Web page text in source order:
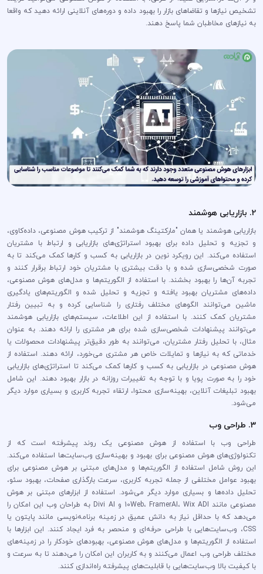
تشخیص نیازها و تقاضاهای بازار را بهبود داده و دوره‌های آنلاینی ارائه دهید که واقعا
به نیازهای مخاطبان شما پاسخ دهند.
2. بازاریابی هوشمند
بازاریابی هوشمند یا همان "مارکتینگ هوشمند" از ترکیب هوش مصنوعی، داده‌کاوی،
و تجزیه و تحلیل داده برای بهبود استراتژی‌های بازاریابی و ارتباط با مشتریان
استفاده می‌کند. این رویکرد نوین در بازاریابی به کسب و کارها کمک می‌کند تا به
صورت شخصی‌سازی شده و با دقت بیشتری با مشتریان خود ارتباط برقرار کنند و
تجربه آن‌ها را بهبود بخشند. با استفاده از الگوریتم‌ها و مدل‌های هوش مصنوعی،
داده‌های مشتریان بهبود یافته و تجزیه و تحلیل شده و الگوریتم‌های یادگیری
ماشین می‌توانند الگوهای مختلف رفتاری را شناسایی کرده و به تبیین رفتار
مشتریان کمک کنند. با استفاده از این اطلاعات، سیستم‌های بازاریابی هوشمند
می‌توانند پیشنهادات شخصی‌سازی شده برای هر مشتری را ارائه دهند. به عنوان
مثال، با تحلیل رفتار مشتریان، می‌توانند به طور دقیق‌تر پیشنهادات محصولات یا
خدماتی که به نیازها و تمایلات خاص هر مشتری می‌خورد، ارائه دهند. استفاده از
هوش مصنوعی در بازاریابی به کسب و کارها کمک می‌کند تا استراتژی‌های بازاریابی
خود را به صورت پویا و با توجه به تغییرات روزانه در بازار بهبود دهند. این شامل
بهبود تبلیغات آنلاین، بهینه‌سازی محتوا، ارتقاء تجربه کاربری و بسیاری موارد دیگر
می‌شود.
3. طراحی وب
طراحی وب با استفاده از هوش مصنوعی یک روند پیشرفته است که از
تکنولوژی‌های هوش مصنوعی برای بهبود و بهینه‌سازی وب‌سایت‌ها استفاده می‌کند.
این روش شامل استفاده از الگوریتم‌ها و مدل‌های مبتنی بر هوش مصنوعی برای
بهبود عوامل مختلفی از جمله تجربه کاربری، سرعت بارگذاری صفحات، بهبود سئو،
تحلیل داده‌ها و بسیاری موارد دیگر می‌شود. استفاده از ابزارهای مبتنی بر هوش
مصنوعی مانند 10Web، FramerAI، Wix ADI و Divi AI به طراحان وب این امکان را
می‌دهد که با حداقل نیاز به دانش عمیق در زمینه برنامه‌نویسی مانند پایتون یا
CSS، وب‌سایت‌هایی با طراحی حرفه‌ای و منحصر به فرد ایجاد کنند. این ابزارها با
استفاده از الگوریتم‌ها و مدل‌های هوش مصنوعی، بهبود‌های خودکار را در زمینه‌های
مختلف طراحی وب اعمال می‌کنند و به کاربران این امکان را می‌دهند تا به سرعت و
با کیفیت بالا وب‌سایت‌هایی با قابلیت‌های پیشرفته راه‌اندازی کنند.